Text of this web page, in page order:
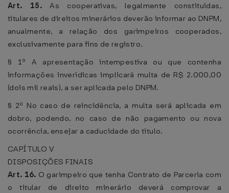
Art. 15.As cooperativas, legalmente constituídas,
titulares de direitos minerários deverão informar ao DNPM,
anualmente, a relação dos garimpeiros cooperados,
exclusivamente para fins de registro.
§ 1º A apresentação intempestiva ou que contenha
informações inverídicas implicará multa de R$ 2.000,00
(dois mil reais), a ser aplicada pelo DNPM.
§ 2º No caso de reincidência, a multa será aplicada em
dobro, podendo, no caso de não pagamento ou nova
ocorrência, ensejar a caducidade do título.
CAPÍTULO V
DISPOSIÇÕES FINAIS
Art. 16. O garimpeiro que tenha Contrato de Parceria com
o titular de direito minerário deverá comprovar a